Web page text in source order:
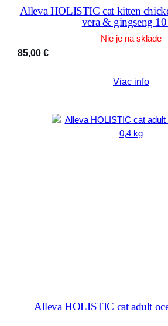
Alleva HOLISTIC cat kitten
vera & gingseng
Nie je na sklade
85,00 €
Viac info
Alleva HOLISTIC cat adult